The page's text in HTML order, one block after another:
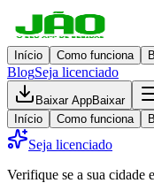
Início Como funciona
BlogSeja licenciado
Baixar AppBaixar
Início
Como funciona
Seja licenciado
Verifique se a sua cidade